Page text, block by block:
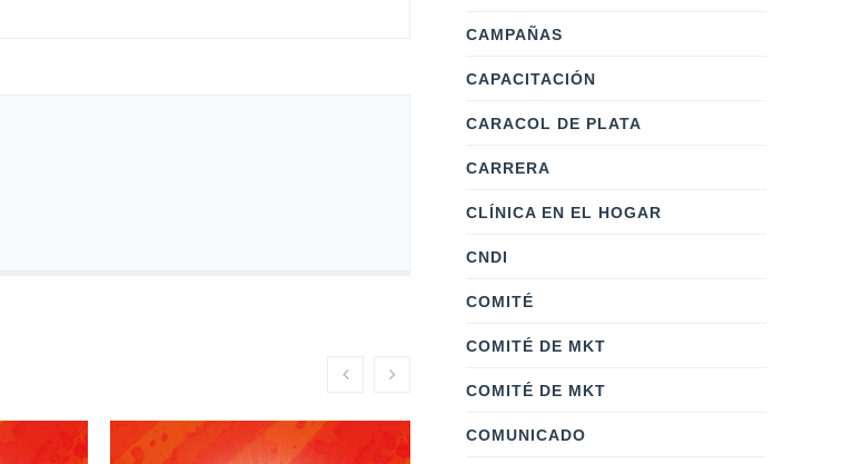
CAMPAÑAS
CAPACITACIÓN
CARACOL DE PLATA
CARRERA
CLÍNICA EN EL HOGAR
CNDI
COMITÉ
COMITÉ DE MKT
COMITÉ DE MKT
COMUNICADO